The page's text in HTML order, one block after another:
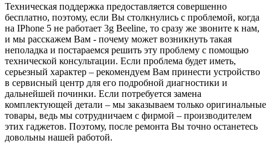
Техническая поддержка предоставляется совершенно
бесплатно, поэтому, если Вы столкнулись с проблемой, когда
на IPhone 5 не работает 3g Beeline, то сразу же звоните к нам,
и мы расскажем Вам - почему может возникнуть такая
неполадка и постараемся решить эту проблему с помощью
технической консультации. Если проблема будет иметь,
серьезный характер – рекомендуем Вам принести устройство
в сервисный центр для его подробной диагностики и
дальнейшей починки. Если потребуется замена
комплектующей детали – мы заказываем только оригинальные
товары, ведь мы сотрудничаем с фирмой – производителем
этих гаджетов. Поэтому, после ремонта Вы точно останетесь
довольны нашей работой.